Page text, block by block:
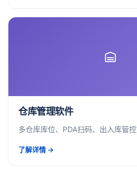
仓库管理软件
多仓库库位、PDA扫码、出入库管控
了解详情 →